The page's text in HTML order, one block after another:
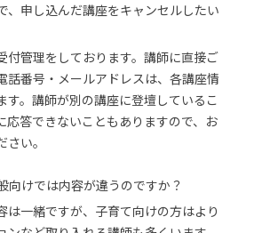
、申し込んだ講座をキャンセルしたい
付管理をしております。講師に直接ご
話番号・メールアドレスは、各講座情
す。講師が別の講座に登壇しているこ
応答できないこともありますので、お
い。
向けでは内容が違うのですか？
は一緒ですが、子育て向けの方はより